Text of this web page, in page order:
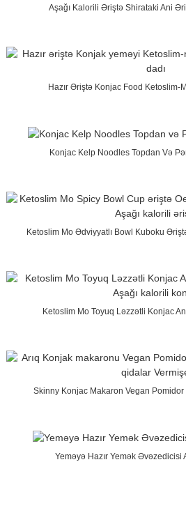
Aşağı Kalorili Əriştə Shirataki Ani
Hazır Əriştə Konjac Food Ketoslim-
Konjac Kelp Noodles Topdan Və
Ketoslim Mo Ədviyyatlı Bowl Kuboku
Ketoslim Mo Toyuq Ləzzətli Konjac
Skinny Konjac Makaron Vegan
Yeməyə Hazır Yemək Əvəzedicisi